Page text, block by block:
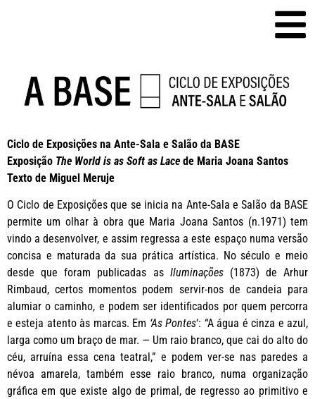
Ciclo de Exposições na Ante-Sala e Salão da BASE
Exposição The World is as Soft as Lace de Maria Joana Santos
Texto de Miguel Meruje
O Ciclo de Exposições que se inicia na Ante-Sala e Salão da BASE
permite um olhar à obra que Maria Joana Santos (n.1971) tem
vindo a desenvolver, e assim regressa a este espaço numa versão
concisa e maturada da sua prática artística. No século e meio
desde que foram publicadas as Iluminações (1873) de Arhur
Rimbaud, certos momentos podem servir-nos de candeia para
alumiar o caminho, e podem ser identificados por quem percorra
e esteja atento às marcas. Em ‘As Pontes‘: “A água é cinza e azul,
larga como um braço de mar. — Um raio branco, que cai do alto do
céu, arruína essa cena teatral,” e podem ver-se nas paredes a
névoa amarela, também esse raio branco, numa organização
gráfica em que existe algo de primal, de regresso ao primitivo e